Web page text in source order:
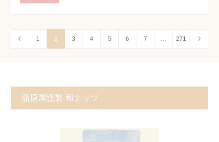
1 2 3 4 5 6 7 271
蒲原屋謹製 和ナッツ